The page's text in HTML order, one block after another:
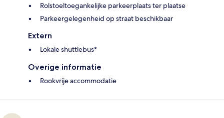
Rolstoeltoegankelijke parkeerplaats ter plaatse
Parkeergelegenheid op straat beschikbaar
Extern
Lokale shuttlebus*
Overige informatie
Rookvrije accommodatie